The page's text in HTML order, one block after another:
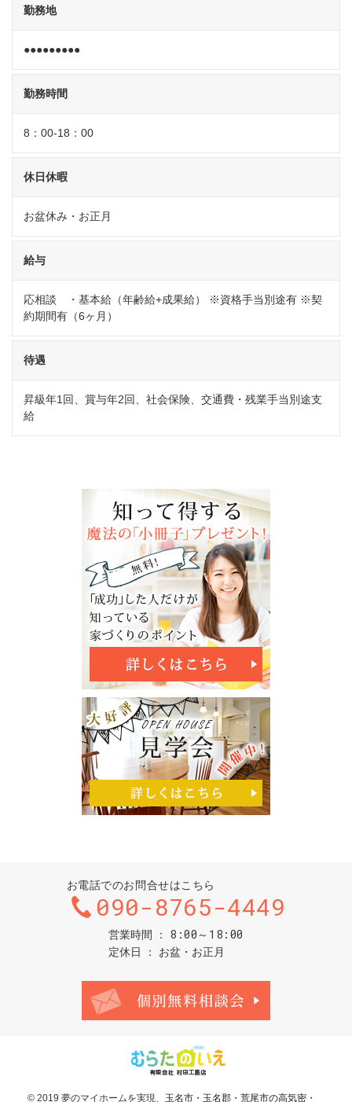
勤務地
●●●●●●●●●
勤務時間
8：00-18：00
休日休暇
お盆休み・お正月
給与
応相談 ・基本給（年齢給+成果給） ※資格手当別途有 ※契
約期間有（6ヶ月）
待遇
昇級年1回、賞与年2回、社会保険、交通費・残業手当別途支
給
お電話でのお問合せはこちら
090-8765-4449
営業時間 8:00～18:00
定休日 お盆・お正月
© 2019 夢のマイホームを実現、 玉名市・玉名郡・荒尾市の高気密・